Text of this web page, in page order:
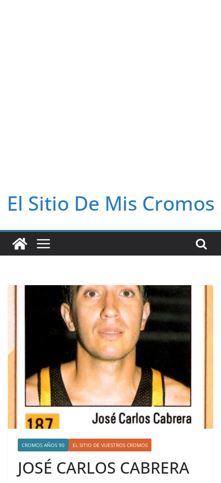
El Sitio De Mis Cromos
CROMOS AÑOS 90 EL SITIO DE VUESTROS CROMOS
JOSÉ CARLOS CABRERA